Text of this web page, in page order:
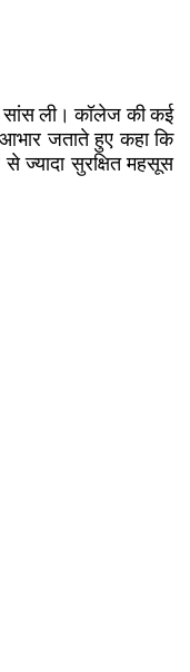
सांस ली। कॉलेज की कई
आभार जताते हुए कहा कि
ज्यादा सुरक्षित महसूस